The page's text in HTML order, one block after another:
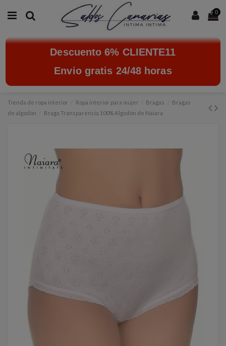
0
Descuento 6% CLIENTE11
Envio gratis 24/48 horas
Tienda de ropa interior Ropa interior para mujer Bragas
Bragas
de algodón
Braga Transparencia 100% Algodón de Naiara